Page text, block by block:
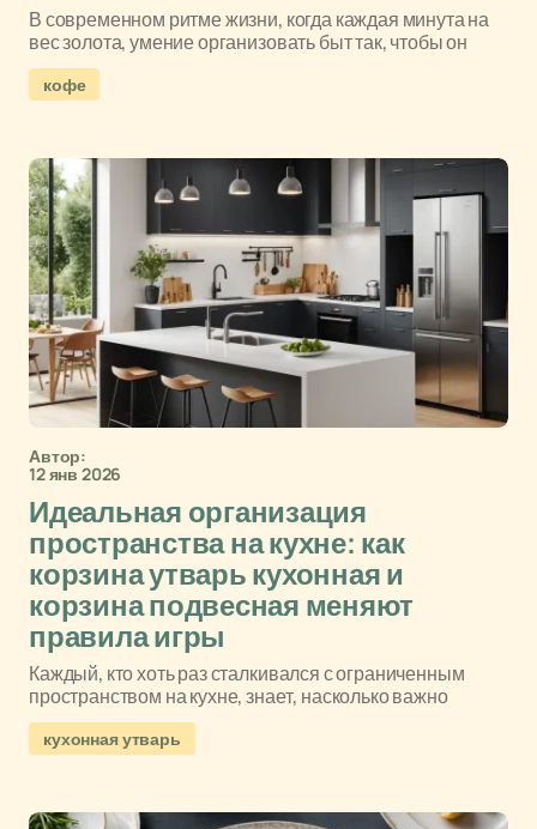
В современном ритме жизни, когда каждая минута на
вес золота, умение организовать быт так, чтобы он
кофе
Автор:
12 янв 2026
Идеальная организация
пространства на кухне: как
корзина утварь кухонная и
корзина подвесная меняют
правила игры
Каждый, кто хоть раз сталкивался с ограниченным
пространством на кухне, знает, насколько важно
кухонная утварь